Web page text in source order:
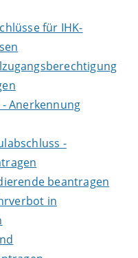
für IHK-
Anerkennung
-
beantragen
in